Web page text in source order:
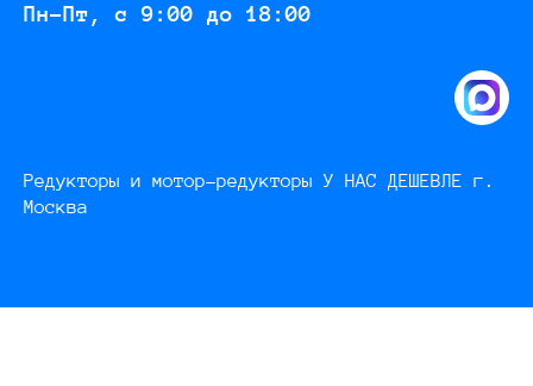
Пн-Пт, с 9:00 до 18:00
Редукторы и мотор-редукторы У НАС ДЕШЕВЛЕ г.
Москва